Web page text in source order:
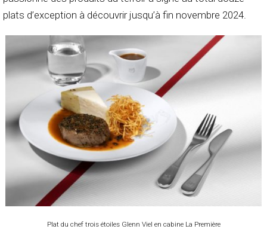
plats d’exception à découvrir jusqu’à fin novembre 2024.
Plat du chef trois étoiles Glenn Viel en cabine La Première